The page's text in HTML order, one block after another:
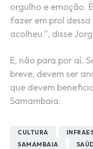
orgulho e emoção.
fazer em prol
acolheu.”, disse
E, não para por aí.
breve, devem ser
que devem
Samambaia.
CULTURA
SAMAMBAIA